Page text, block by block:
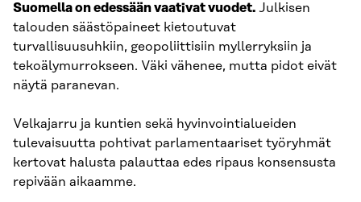
Suomella on edessään vaativat vuodet. Julkisen
talouden säästöpaineet kietoutuvat
turvallisuusuhkiin, geopoliittisiin myllerryksiin ja
tekoälymurrokseen. Väki vähenee, mutta pidot eivät
näytä paranevan.
Velkajarru ja kuntien sekä hyvinvointialueiden
tulevaisuutta pohtivat parlamentaariset työryhmät
kertovat halusta palauttaa edes ripaus konsensusta
repivään aikaamme.